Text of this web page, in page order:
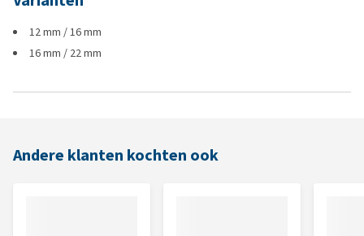
12 mm / 16 mm
16 mm / 22 mm
Andere klanten kochten ook